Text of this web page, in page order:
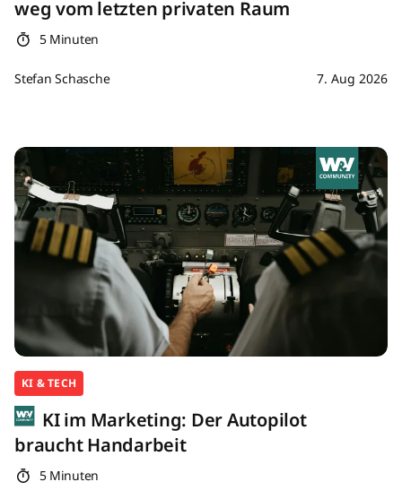
weg vom letzten privaten Raum
5 Minuten
Stefan Schasche 7. Aug 2026
KI & TECH
KI im Marketing: Der Autopilot
braucht Handarbeit
5 Minuten